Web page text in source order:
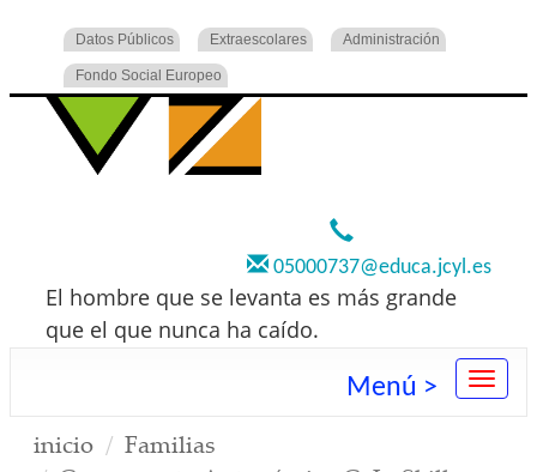
Datos Públicos Extraescolares Administración
Fondo Social Europeo
05000737@educa.jcyl.es
El hombre que se levanta es más grande
que el que nunca ha caído.
Menú >
inicio
Familias